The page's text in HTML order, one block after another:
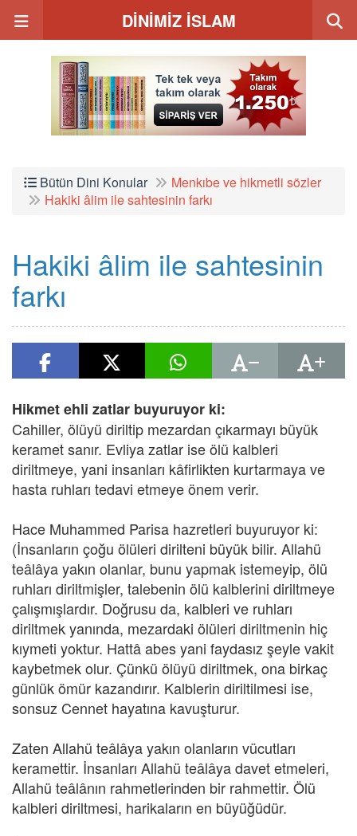
DİNİMİZ İSLAM
Bütün Dini Konular
Menkıbe ve hikmetli sözler
Hakiki âlim ile sahtesinin farkı
Hakiki âlim ile sahtesinin
farkı
Hikmet ehli zatlar buyuruyor ki:
Cahiller, ölüyü diriltip mezardan çıkarmayı büyük
keramet sanır. Evliya zatlar ise ölü kalbleri
diriltmeye, yani insanları kâfirlikten kurtarmaya ve
hasta ruhları tedavi etmeye önem verir.
Hace Muhammed Parisa hazretleri buyuruyor ki:
(İnsanların çoğu ölüleri dirilteni büyük bilir. Allahü
teâlâya yakın olanlar, bunu yapmak istemeyip, ölü
ruhları diriltmişler, talebenin ölü kalblerini diriltmeye
çalışmışlardır. Doğrusu da, kalbleri ve ruhları
diriltmek yanında, mezardaki ölüleri diriltmenin hiç
kıymeti yoktur. Hattâ abes yani faydasız şeyle vakit
kaybetmek olur. Çünkü ölüyü diriltmek, ona birkaç
günlük ömür kazandırır. Kalblerin diriltilmesi ise,
sonsuz Cennet hayatına kavuşturur.
Zaten Allahü teâlâya yakın olanların vücutları
keramettir. İnsanları Allahü teâlâya davet etmeleri,
Allahü teâlânın rahmetlerinden bir rahmettir. Ölü
kalbleri diriltmesi, harikaların en büyüğüdür.